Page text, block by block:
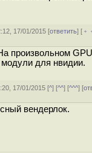
17/01/2015 [ответить] [
произвольном
модули для нвидии.
17/01/2015 [^] [^^] [^^^] [
вендерлок.